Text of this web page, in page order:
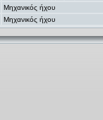
Μηχανικός ήχου
Μηχανικός ήχου